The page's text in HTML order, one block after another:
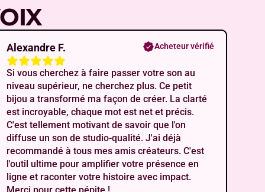
Alexandre F. Acheteur vérifié
Si vous cherchez à faire passer votre son au
niveau supérieur, ne cherchez plus. Ce petit
bijou a transformé ma façon de créer. La clarté
est incroyable, chaque mot est net et précis.
C'est tellement motivant de savoir que l'on
diffuse un son de studio-qualité. J'ai déjà
recommandé à tous mes amis créateurs. C'est
l'outil ultime pour amplifier votre présence en
ligne et raconter votre histoire avec impact.